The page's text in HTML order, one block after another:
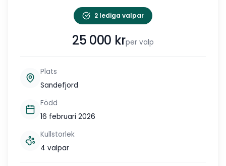
2 lediga valpar
25 000 krper valp
Plats
Sandefjord
Född
16 februari 2026
Kullstorlek
4 valpar